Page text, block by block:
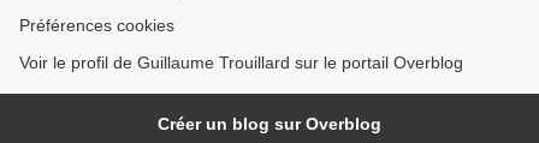
Préférences cookies
Voir le profil de Guillaume Trouillard sur le portail Overblog
Créer un blog sur Overblog